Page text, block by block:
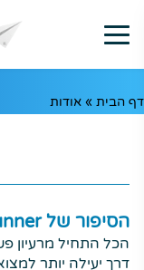
דף הבית » אודות
הסיפור של Runner:
הכל התחיל מרעיון
דרך יעילה יותר